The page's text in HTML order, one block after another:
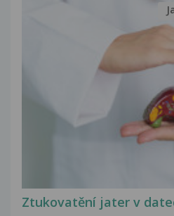
Ztukovatění jater v